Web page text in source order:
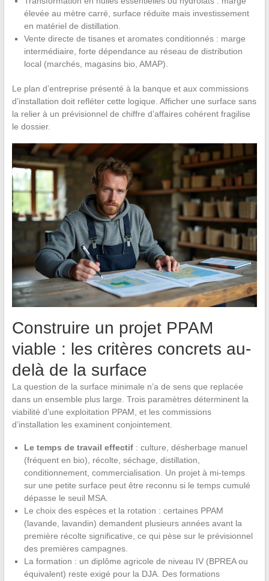
élevée au mètre carré, surface réduite mais investissement
en matériel de distillation.
Vente directe de tisanes et aromates conditionnés : marge
intermédiaire, forte dépendance au réseau de distribution
local (marchés, magasins bio, AMAP).
Le plan d’entreprise présenté à la banque et aux commissions
d’installation doit refléter cette logique. Afficher une surface sans
la relier à un prévisionnel de chiffre d’affaires cohérent fragilise
le dossier.
Construire un projet PPAM
viable : les critères concrets au-
delà de la surface
La question de la surface minimale n’a de sens que replacée
dans un ensemble plus large. Trois paramètres déterminent la
viabilité d’une exploitation PPAM, et les commissions
d’installation les examinent conjointement.
Le temps de travail effectif: culture, désherbage manuel
(fréquent en bio), récolte, séchage, distillation,
conditionnement, commercialisation. Un projet à mi-temps
sur une petite surface peut être reconnu si le temps cumulé
dépasse le seuil MSA.
Le choix des espèces et la rotation : certaines PPAM
(lavande, lavandin) demandent plusieurs années avant la
première récolte significative, ce qui pèse sur le prévisionnel
des premières campagnes.
La formation : un diplôme agricole de niveau IV (BPREA ou
équivalent) reste exigé pour la DJA. Des formations